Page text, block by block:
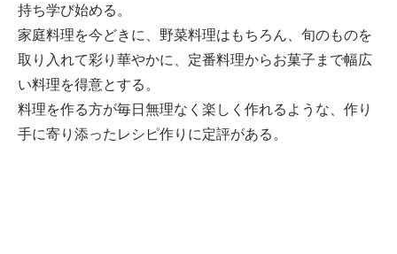
持ち学び始める。
家庭料理を今どきに、野菜料理はもちろん、旬のものを
取り入れて彩り華やかに、定番料理からお菓子まで幅広
い料理を得意とする。
料理を作る方が毎日無理なく楽しく作れるような、作り
手に寄り添ったレシピ作りに定評がある。